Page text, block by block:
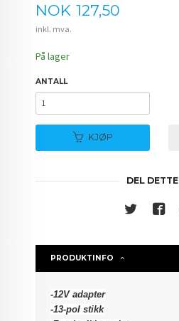
Pris
NOK 127,50
inkl. mva.
På lager
ANTALL
KJØP
DEL DETTE
PRODUKTINFO
-12V adapter
-13-pol stikk